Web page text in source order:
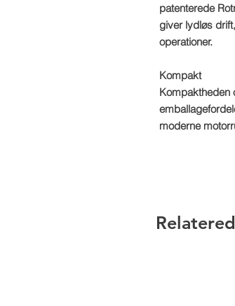
patenterede
giver lydløs
operationer.
Kompakt
Kompaktheden
moderne